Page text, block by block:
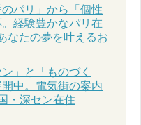
パリ」から「個性
経験豊かなパリ在
なたの夢を叶えるお
」と「ものづく
中。電気街の案内
・深セン在住